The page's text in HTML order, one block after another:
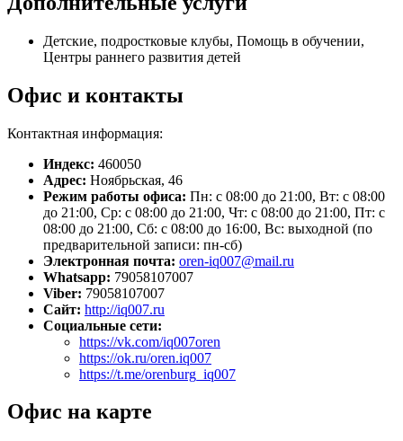
Детские, подростковые клубы, Помощь в обучении,
Центры раннего развития детей
Офис и контакты
Контактная информация:
Индекс: 460050
Адрес: Ноябрьская, 46
Режим работы офиса: Пн: с 08:00 до 21:00, Вт: с 08:00
до 21:00, Ср: с 08:00 до 21:00, Чт: с 08:00 до 21:00, Пт: с
08:00 до 21:00, Сб: с 08:00 до 16:00, Вс: выходной (по
предварительной записи: пн-сб)
Электронная почта: oren-iq007@mail.ru
Whatsapp: 79058107007
Viber: 79058107007
Сайт: http://iq007.ru
Социальные сети:
https://vk.com/iq007oren
https://ok.ru/oren.iq007
https://t.me/orenburg_iq007
Офис на карте